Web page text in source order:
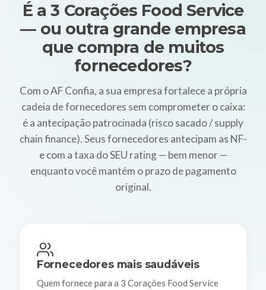
É a 3 Corações Food Service
— ou outra grande empresa
que compra de muitos
fornecedores?
Com o AF Confia, a sua empresa fortalece a própria
cadeia de fornecedores sem comprometer o caixa:
é a antecipação patrocinada (risco sacado / supply
chain finance). Seus fornecedores antecipam as NF-
e com a taxa do SEU rating — bem menor —
enquanto você mantém o prazo de pagamento
original.
Fornecedores mais saudáveis
Quem fornece para a 3 Corações Food Service